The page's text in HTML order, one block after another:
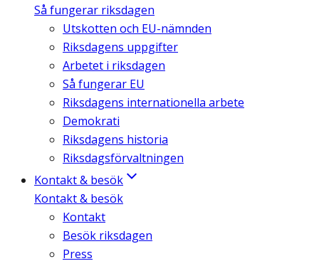
Så fungerar riksdagen
Utskotten och EU-nämnden
Riksdagens uppgifter
Arbetet i riksdagen
Så fungerar EU
Riksdagens internationella arbete
Demokrati
Riksdagens historia
Riksdagsförvaltningen
Kontakt & besök
Kontakt & besök
Kontakt
Besök riksdagen
Press